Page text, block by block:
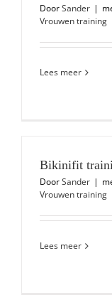
DoorSander |
Vrouwen training
Lees meer
Bikinifit
DoorSander |
Vrouwen training
Lees meer